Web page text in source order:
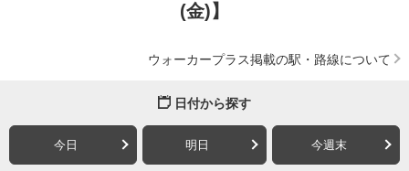
(金)】
ウォーカープラス掲載の駅・路線について
日付から探す
今日 明日 今週末